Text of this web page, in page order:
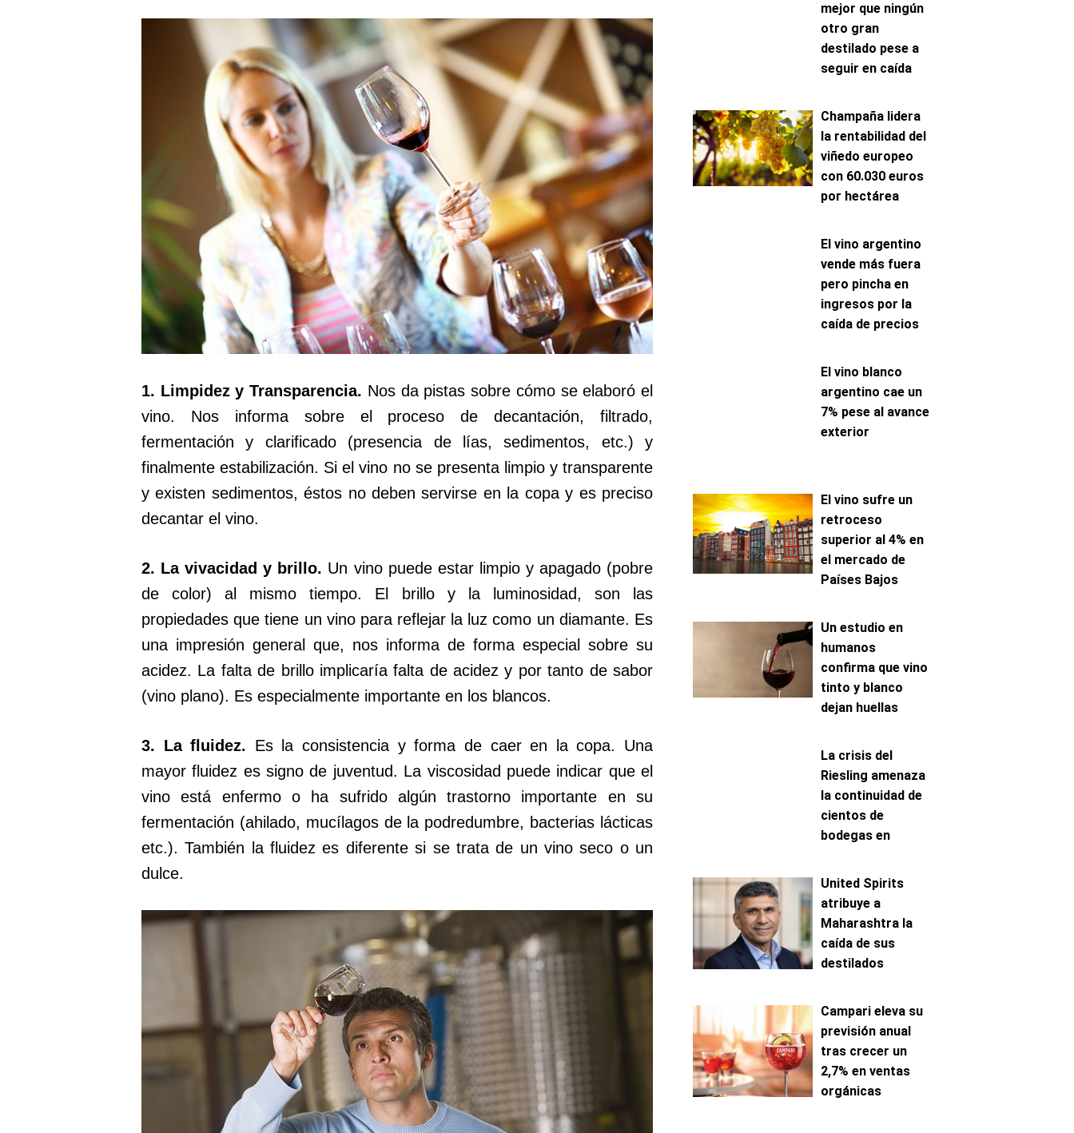
1. Limpidez y Transparencia. Nos da pistas sobre cómo se elaboró el
vino. Nos informa sobre el proceso de decantación, filtrado,
fermentación y clarificado (presencia de lías, sedimentos, etc.) y
finalmente estabilización. Si el vino no se presenta limpio y transparente
y existen sedimentos, éstos no deben servirse en la copa y es preciso
decantar el vino.
2. La vivacidad y brillo. Un vino puede estar limpio y apagado (pobre
de color) al mismo tiempo. El brillo y la luminosidad, son las
propiedades que tiene un vino para reflejar la luz como un diamante. Es
una impresión general que, nos informa de forma especial sobre su
acidez. La falta de brillo implicaría falta de acidez y por tanto de sabor
(vino plano). Es especialmente importante en los blancos.
3. La fluidez. Es la consistencia y forma de caer en la copa. Una
mayor fluidez es signo de juventud. La viscosidad puede indicar que el
vino está enfermo o ha sufrido algún trastorno importante en su
fermentación (ahilado, mucílagos de la podredumbre, bacterias lácticas
etc.). También la fluidez es diferente si se trata de un vino seco o un
dulce.
mejor que ningún
otro gran
destilado pese a
seguir en caída
Champaña lidera
la rentabilidad del
viñedo europeo
con 60.030 euros
por hectárea
El vino argentino
vende más fuera
pero pincha en
ingresos por la
caída de precios
El vino blanco
argentino cae un
7% pese al avance
exterior
El vino sufre un
retroceso
superior al 4% en
el mercado de
Países Bajos
Un estudio en
humanos
confirma que vino
tinto y blanco
dejan huellas
distintas
La crisis del
Riesling amenaza
la continuidad de
cientos de
bodegas en
United Spirits
atribuye a
Maharashtra la
caída de sus
destilados
Campari eleva su
previsión anual
tras crecer un
2,7% en ventas
orgánicas